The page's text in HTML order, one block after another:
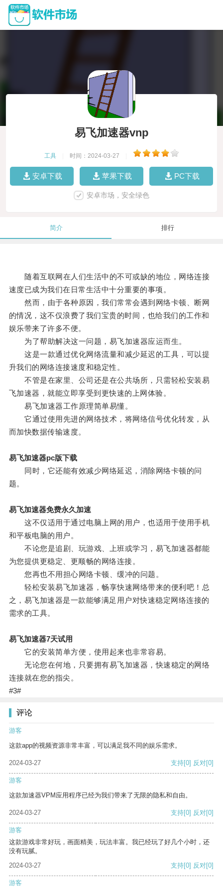
易飞加速器vnp
工具 时间：2024-03-27
安卓下载 苹果下载 PC下载
安卓市场，安全绿色
简介 排行
随着互联网在人们生活中的不可或缺的地位，网络连接
速度已成为我们在日常生活中十分重要的事项。
然而，由于各种原因，我们常常会遇到网络卡顿、断网
的情况，这不仅浪费了我们宝贵的时间，也给我们的工作和
娱乐带来了许多不便。
为了帮助解决这一问题，易飞加速器应运而生。
这是一款通过优化网络流量和减少延迟的工具，可以提
升我们的网络连接速度和稳定性。
不管是在家里、公司还是在公共场所，只需轻松安装易
飞加速器，就能立即享受到更快速的上网体验。
易飞加速器工作原理简单易懂。
它通过使用先进的网络技术，将网络信号优化转发，从
而加快数据传输速度。
易飞加速器pc版下载
同时，它还能有效减少网络延迟，消除网络卡顿的问
题。
易飞加速器免费永久加速
这不仅适用于通过电脑上网的用户，也适用于使用手机
和平板电脑的用户。
不论您是追剧、玩游戏、上班或学习，易飞加速器都能
为您提供更稳定、更顺畅的网络连接。
您再也不用担心网络卡顿、缓冲的问题。
轻松安装易飞加速器，畅享快速网络带来的便利吧！总
之，易飞加速器是一款能够满足用户对快速稳定网络连接的
需求的工具。
易飞加速器7天试用
它的安装简单方便，使用起来也非常容易。
无论您在何地，只要拥有易飞加速器，快速稳定的网络
连接就在您的指尖。
#3#
评论
游客
这款app的视频资源非常丰富，可以满足我不同的娱乐需求。
2024-03-27 支持[0] 反对[0]
游客
这款加速器VPM应用程序已经为我们带来了无限的隐私和自由。
2024-03-27 支持[0] 反对[0]
游客
这款游戏非常好玩，画面精美，玩法丰富。我已经玩了好几个小时，还
没有玩腻。
2024-03-27
支持[0] 反对[0]
游客